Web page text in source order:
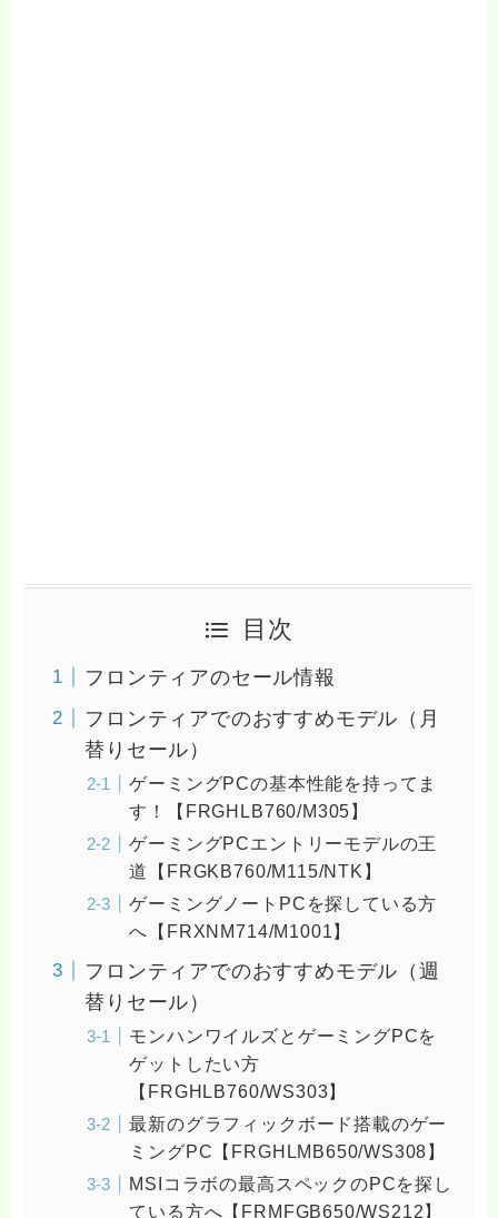
目次
フロンティアのセール情報
フロンティアでのおすすめモデル（月
替りセール）
ゲーミングPCの基本性能を持ってま
す！【FRGHLB760/M305】
ゲーミングPCエントリーモデルの王
道【FRGKB760/M115/NTK】
ゲーミングノートPCを探している方
へ【FRXNM714/M1001】
フロンティアでのおすすめモデル（週
替りセール）
モンハンワイルズとゲーミングPCを
ゲットしたい方
【FRGHLB760/WS303】
最新のグラフィックボード搭載のゲー
ミングPC【FRGHLMB650/WS308】
MSIコラボの最高スペックのPCを探し
ている方へ【FRMFGB650/WS212】